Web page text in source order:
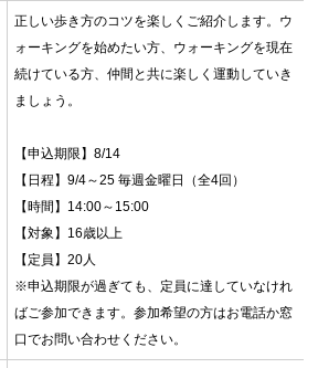
正しい歩き方のコツを楽しくご紹介します。ウ
ォーキングを始めたい方、ウォーキングを現在
続けている方、仲間と共に楽しく運動していき
ましょう。
【申込期限】8/14
【日程】9/4～25 毎週金曜日（全4回）
【時間】14:00～15:00
【対象】16歳以上
【定員】20人
※申込期限が過ぎても、定員に達していなけれ
ばご参加できます。参加希望の方はお電話か窓
口でお問い合わせください。